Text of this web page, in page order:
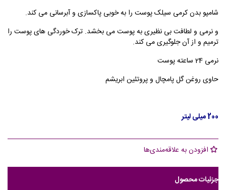
شامپو بدن کرمی سیلک پوست را به خوبی پاکسازی و آبرسانی می کند.
و نرمی و لطافت بی نظیری به پوست می بخشد. ترک خوردگی های پوست را
ترمیم و از آن جلوگیری می کند.
نرمی 24 ساعته پوست
حاوی روغن گل پامچال و پروتئین ابریشم
200 میلی لیتر
افزودن به علاقه‌مندی‌ها
جزئیات محصول